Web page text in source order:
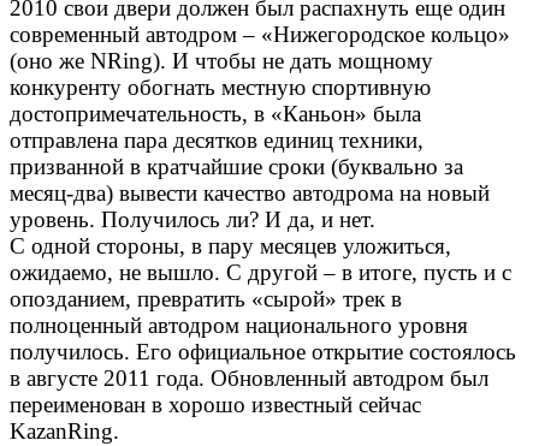
2010 свои двери должен был распахнуть еще один
современный автодром – «Нижегородское кольцо»
(оно же NRing). И чтобы не дать мощному
конкуренту обогнать местную спортивную
достопримечательность, в «Каньон» была
отправлена пара десятков единиц техники,
призванной в кратчайшие сроки (буквально за
месяц-два) вывести качество автодрома на новый
уровень. Получилось ли? И да, и нет.
С одной стороны, в пару месяцев уложиться,
ожидаемо, не вышло. С другой – в итоге, пусть и с
опозданием, превратить «сырой» трек в
полноценный автодром национального уровня
получилось. Его официальное открытие состоялось
в августе 2011 года. Обновленный автодром был
переименован в хорошо известный сейчас
KazanRing.